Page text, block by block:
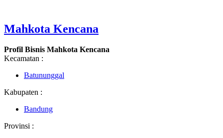
Mahkota Kencana
Profil Bisnis Mahkota Kencana
Kecamatan :
Batununggal
Kabupaten :
Bandung
Provinsi :